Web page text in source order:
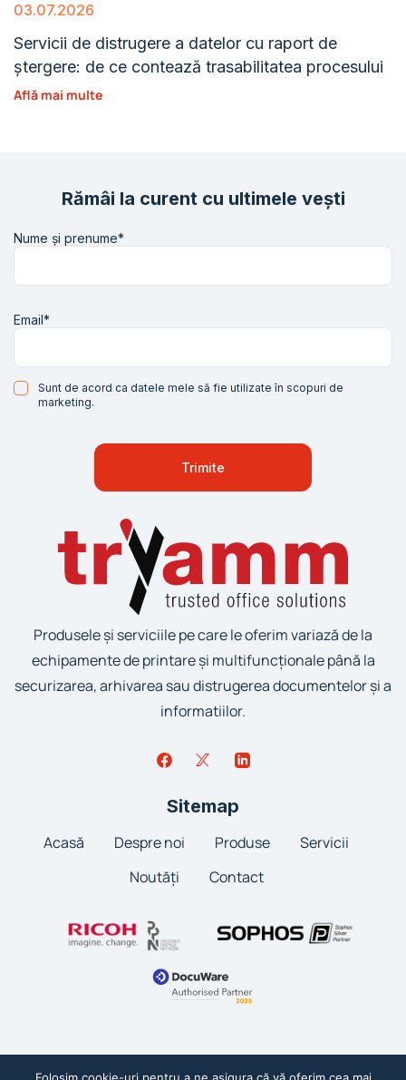
03.07.2026
Servicii de distrugere a datelor cu raport de
ștergere: de ce contează trasabilitatea procesului
Află mai multe
Produsele și serviciile pe care le oferim variază de la
echipamente de printare și multifuncționale până la
securizarea, arhivarea sau distrugerea documentelor și a
informatiilor.
Rămâi la curent cu ultimele vești
Nume și prenume*
Email*
Sunt de acord ca datele mele să fie utilizate în scopuri de
marketing.
Sitemap
Acasă Despre noi Produse
Servicii
Noutăți
Contact